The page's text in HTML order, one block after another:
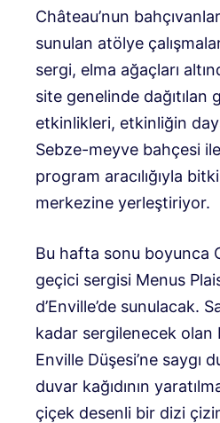
Château’nun
sunulan atölye
sergi, elma ağaçları
site genelinde dağıtılan
etkinlikleri, etkinliğin
Sebze-meyve bahçesi
program aracılığıyla
merkezine yerleştiriyor.
Bu hafta sonu boyunca
geçici sergisi Menus
d’Enville’de sunulacak.
kadar sergilenecek olan
Enville Düşesi’ne saygı
duvar kağıdının
çiçek desenli bir dizi